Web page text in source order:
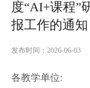
度“AI+课程”
报工作的通知
发布时间：2026-06-03
各教学单位: